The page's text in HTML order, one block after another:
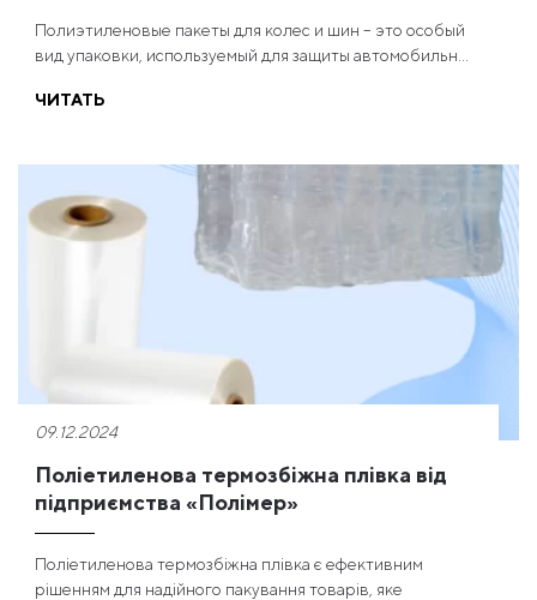
Полиэтиленовые пакеты для колес и шин – это особый
вид упаковки, используемый для защиты автомобильн...
ЧИТАТЬ
09.12.2024
Поліетиленова термозбіжна плівка від
підприємства «Полімер»
Поліетиленова термозбіжна плівка є ефективним
рішенням для надійного пакування товарів, яке